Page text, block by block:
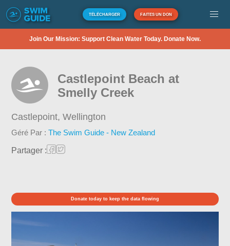
TÉLÉCHARGER FAITES UN DON
Join Our Mission: Support Clean Water Today. Donate Now.
Castlepoint Beach at
Smelly Creek
Castlepoint,Wellington
Géré Par :The Swim Guide - New Zealand
Partager :
Donate today to keep the data flowing